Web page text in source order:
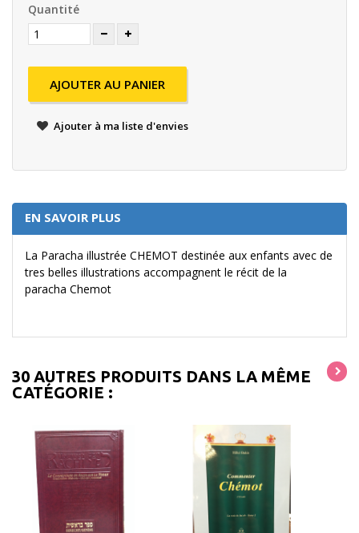
Quantité
AJOUTER AU PANIER
Ajouter à ma liste d'envies
EN SAVOIR PLUS
La Paracha illustrée CHEMOT destinée aux enfants avec de
tres belles illustrations accompagnent le récit de la
paracha Chemot
30 AUTRES PRODUITS DANS LA MÊME
CATÉGORIE :